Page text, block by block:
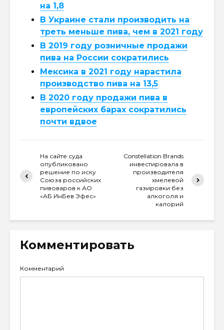
на 1,8
В Украине стали производить на
треть меньше пива, чем в 2021 году
В 2019 году розничные продажи
пива на России сократились
Мексика в 2021 году нарастила
производство пива на 13,5
В 2020 году продажи пива в
европейских барах сократились
почти вдвое
На сайте суда
опубликовано
решение по иску
Союза российских
пивоваров к АО
«АБ ИнБев Эфес»
Constellation Brands
инвестировала в
производителя
хмелевой
газировки без
алкоголя и
калорий
Комментировать
Комментарий